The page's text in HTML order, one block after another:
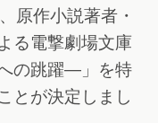
原作小説著者・
る電撃劇場文庫
の跳躍―」を特
とが決定しまし